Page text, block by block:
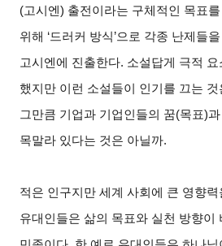
(고시엔) 출전이라는 구체적인 목표
위해 ‘드러커 방식’으로 각종 난제들
고시엔에 진출한다. 소설답게 극적
했지만 이런 소설들이 인기를 끄는
그만큼 기업과 기업인들의 꿈(목표)
목말라 있다는 것은 아닐까.
적은 인구지만 세계 사회에 큰 영향력
유대인들은 삶의 목표와 실천 방향이